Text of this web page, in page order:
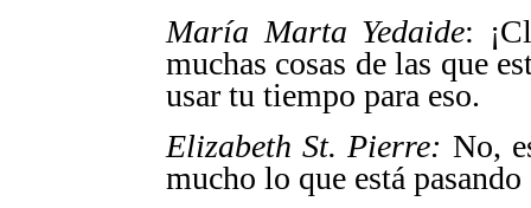
María Marta Yedaide:
muchas cosas de las que
usar tu tiempo para eso.
Elizabeth St. Pierre: No,
mucho lo que está